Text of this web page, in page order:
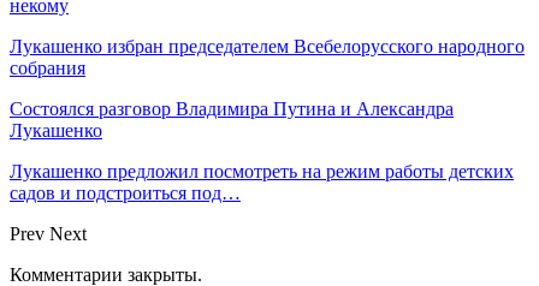
некому
Лукашенко избран председателем Всебелорусского народного
собрания
Состоялся разговор Владимира Путина и Александра
Лукашенко
Лукашенко предложил посмотреть на режим работы детских
садов и подстроиться под…
Prev Next
Комментарии закрыты.